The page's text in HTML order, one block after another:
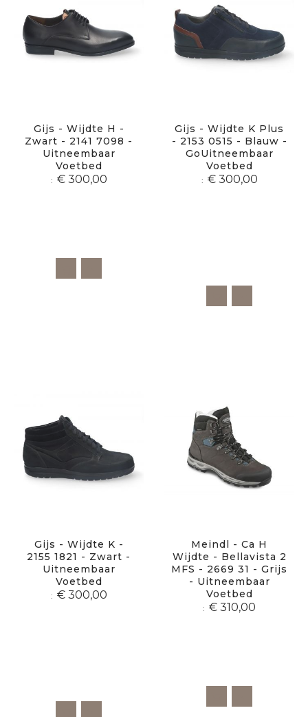
Gijs - Wijdte H -
Zwart - 2141 7098 -
Uitneembaar
Voetbed
€ 300,00
Gijs - Wijdte K Plus
- 2153 0515 - Blauw -
GoUitneembaar
Voetbed
€ 300,00
Gijs - Wijdte K -
2155 1821 - Zwart -
Uitneembaar
Voetbed
€ 300,00
Meindl - Ca H
Wijdte - Bellavista 2
MFS - 2669 31 - Grijs
- Uitneembaar
Voetbed
€ 310,00